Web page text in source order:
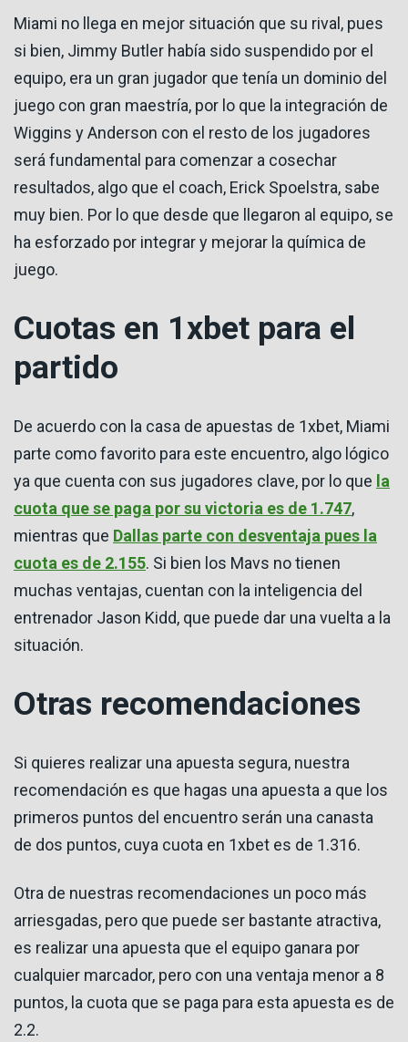
Miami no llega en mejor situación que su rival, pues
si bien, Jimmy Butler había sido suspendido por el
equipo, era un gran jugador que tenía un dominio del
juego con gran maestría, por lo que la integración de
Wiggins y Anderson con el resto de los jugadores
será fundamental para comenzar a cosechar
resultados, algo que el coach, Erick Spoelstra, sabe
muy bien. Por lo que desde que llegaron al equipo, se
ha esforzado por integrar y mejorar la química de
juego.
Cuotas en 1xbet para el
partido
De acuerdo con la casa de apuestas de 1xbet, Miami
parte como favorito para este encuentro, algo lógico
ya que cuenta con sus jugadores clave, por lo que la
cuota que se paga por su victoria es de 1.747,
mientras que Dallas parte con desventaja pues la
cuota es de 2.155. Si bien los Mavs no tienen
muchas ventajas, cuentan con la inteligencia del
entrenador Jason Kidd, que puede dar una vuelta a la
situación.
Otras recomendaciones
Si quieres realizar una apuesta segura, nuestra
recomendación es que hagas una apuesta a que los
primeros puntos del encuentro serán una canasta
de dos puntos, cuya cuota en 1xbet es de 1.316.
Otra de nuestras recomendaciones un poco más
arriesgadas, pero que puede ser bastante atractiva,
es realizar una apuesta que el equipo ganara por
cualquier marcador, pero con una ventaja menor a 8
puntos, la cuota que se paga para esta apuesta es de
2.2.